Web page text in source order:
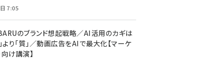
7:05
のブランド想起戦略／AI活用のカギは
より「質」／動画広告をAIで最大化【マーケ
け講演】